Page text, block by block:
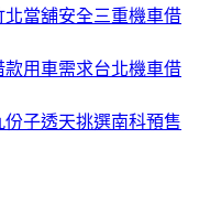
當舖安全三重機車借
用車需求台北機車借
子透天挑選南科預售